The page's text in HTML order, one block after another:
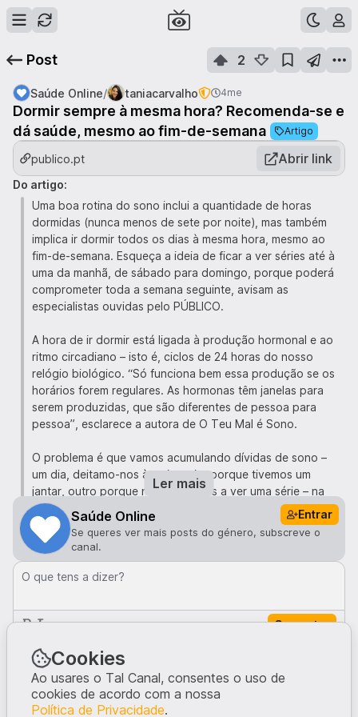
Post 2
Saúde Online/ taniacarvalho 4me
Dormir sempre à mesma hora? Recomenda-se e
dá saúde, mesmo ao fim-de-semana
Artigo
publico.pt Abrir link
Do artigo:
Uma boa rotina do sono inclui a quantidade de horas
dormidas (nunca menos de sete por noite), mas também
implica ir dormir todos os dias à mesma hora, mesmo ao
fim-de-semana. Esqueça a ideia de ficar a ver séries até à
uma da manhã, de sábado para domingo, porque poderá
comprometer toda a semana seguinte, avisam as
especialistas ouvidas pelo PÚBLICO.
A hora de ir dormir está ligada à produção hormonal e ao
ritmo circadiano – isto é, ciclos de 24 horas do nosso
relógio biológico. “Só funciona bem essa produção se os
horários forem regulares. As hormonas têm janelas para
serem produzidas, que são diferentes de pessoa para
pessoa”, esclarece a autora de O Teu Mal é Sono.
O problema é que vamos acumulando dívidas de sono –
um dia, deitamo-nos à meia-noite porque tivemos um
jantar, outro porque nos distraímos a ver uma série – na
expectativa de compensar no fim-de-semana as horas
perdidas. “A dívida ao banco pode ser paga, mas a dívida
de sono nunca se consegue pagar na totalidade”,
compara, com humor, a médica Eulália Semedo.
rotina de preparação do sono. “Em casa, à noite, é
importante controlar a intensidade luminosa, para
luzes devem ser de baixa intensidade e mais alaranjadas,
deslocadas dos olhos. Não queremos estimular os
receptores que vão confundir o pico de melatonina”,
aponta Eulália Semedo.
Ler mais
Saúde Online Entrar
Se queres ver mais posts do género, subscreve o
canal.
O que tens a dizer?
Comentar
Comentários · 0
Ninguém comentou neste post.
Cookies
Ao usares o Tal Canal, consentes o uso de
cookies de acordo com a nossa
Política de Privacidade.